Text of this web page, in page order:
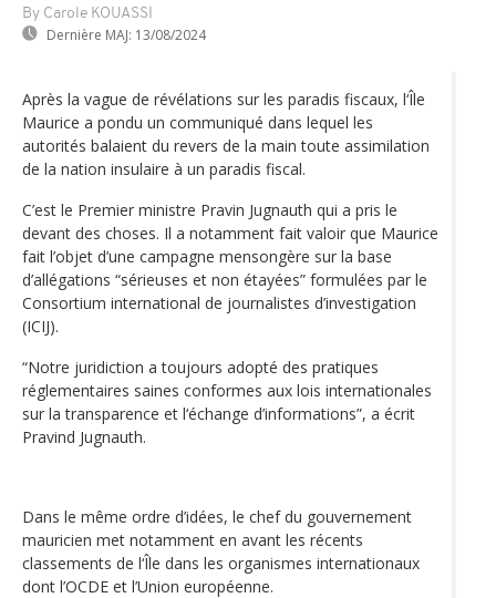
By Carole KOUASSI
Dernière MAJ: 13/08/2024
Après la vague de révélations sur les paradis fiscaux, l‘Île
Maurice a pondu un communiqué dans lequel les
autorités balaient du revers de la main toute assimilation
de la nation insulaire à un paradis fiscal.
C’est le Premier ministre Pravin Jugnauth qui a pris le
devant des choses. Il a notamment fait valoir que Maurice
fait l’objet d’une campagne mensongère sur la base
d’allégations “sérieuses et non étayées” formulées par le
Consortium international de journalistes d’investigation
(ICIJ).
“Notre juridiction a toujours adopté des pratiques
réglementaires saines conformes aux lois internationales
sur la transparence et l‘échange d’informations”, a écrit
Pravind Jugnauth.
Dans le même ordre d’idées, le chef du gouvernement
mauricien met notamment en avant les récents
classements de l‘Île dans les organismes internationaux
dont l’OCDE et l’Union européenne.